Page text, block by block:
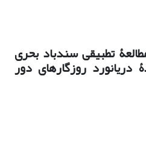
تطبیقی سندباد بحری
روزگارهای دور